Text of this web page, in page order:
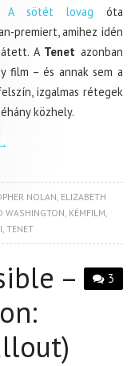
A sötét lovag óta
premiert, amihez idén
A Tenet azonban
film – és annak sem a
izgalmas rétegek
közhely.
NOLAN ELIZABETH
WASHINGTON KÉMFILM
,TENET
3
–